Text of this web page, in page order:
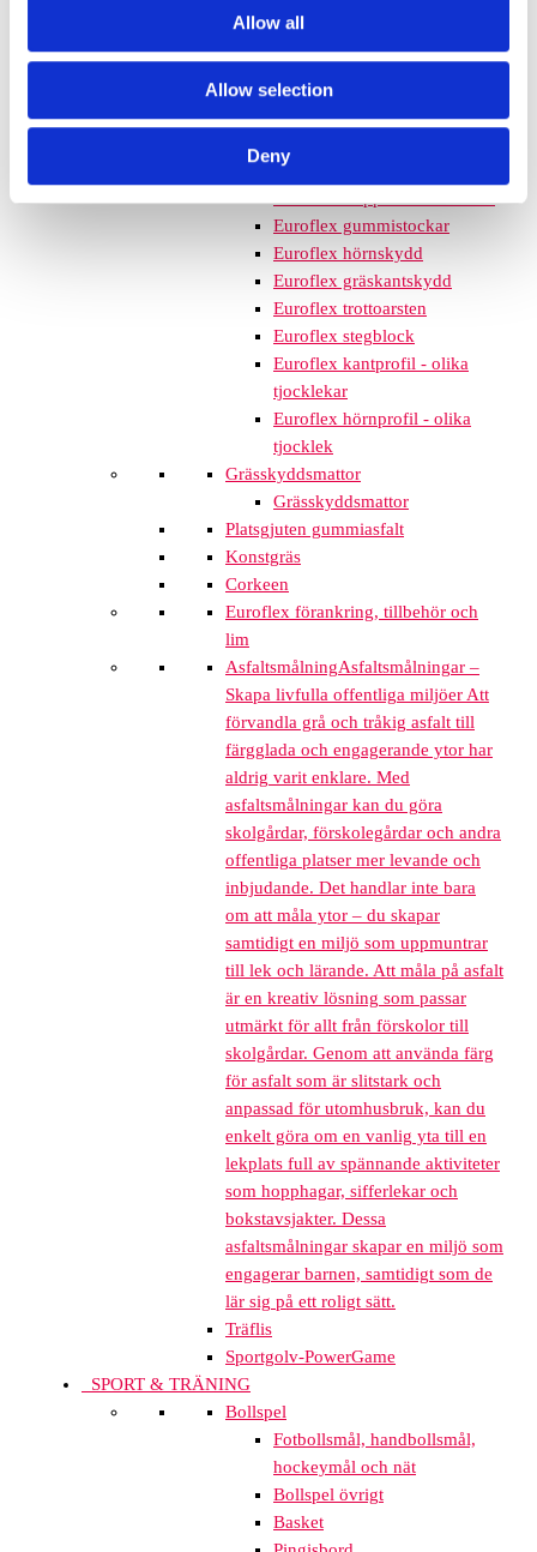
Allow all
Allow selection
Deny
Euroflex - övriga produkter
Euroflex - kantskydd
Euroflex hel & halvkulor /
stenar / diamonds
Euroflex svamp/träd
Euroflex stepper/S & C-block
Euroflex gummistockar
Euroflex hörnskydd
Euroflex gräskantskydd
Euroflex trottoarsten
Euroflex stegblock
Euroflex kantprofil - olika
tjocklekar
Euroflex hörnprofil - olika
tjocklek
Grässkyddsmattor
Grässkyddsmattor
Platsgjuten gummiasfalt
Konstgräs
Corkeen
Euroflex förankring, tillbehör och
lim
AsfaltsmålningAsfaltsmålningar –
Skapa livfulla offentliga miljöer Att
förvandla grå och tråkig asfalt till
färgglada och engagerande ytor har
aldrig varit enklare. Med
asfaltsmålningar kan du göra
skolgårdar, förskolegårdar och andra
offentliga platser mer levande och
inbjudande. Det handlar inte bara
om att måla ytor – du skapar
samtidigt en miljö som uppmuntrar
till lek och lärande. Att måla på asfalt
är en kreativ lösning som passar
utmärkt för allt från förskolor till
skolgårdar. Genom att använda färg
för asfalt som är slitstark och
anpassad för utomhusbruk, kan du
enkelt göra om en vanlig yta till en
lekplats full av spännande aktiviteter
som hopphagar, sifferlekar och
bokstavsjakter. Dessa
asfaltsmålningar skapar en miljö som
engagerar barnen, samtidigt som de
lär sig på ett roligt sätt.
Träflis
Sportgolv-PowerGame
SPORT & TRÄNING
Bollspel
Fotbollsmål, handbollsmål,
hockeymål och nät
Bollspel övrigt
Basket